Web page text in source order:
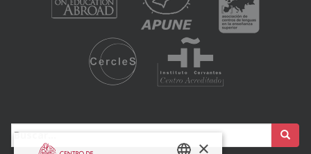
Buscar:
×